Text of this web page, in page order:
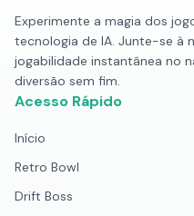
Experimente a magia dos
tecnologia de IA. Junte-se à
jogabilidade instantânea no
diversão sem fim.
Acesso Rápido
Início
Retro Bowl
Drift Boss